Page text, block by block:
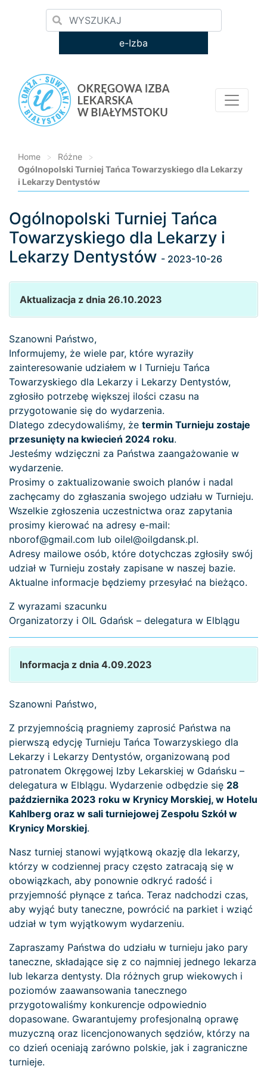
e-Izba
Home > Różne
>
Ogólnopolski Turniej Tańca Towarzyskiego dla Lekarzy
i Lekarzy Dentystów
Loading...
Ogólnopolski Turniej Tańca
Towarzyskiego dla Lekarzy i
Lekarzy Dentystów - 2023-10-26
Aktualizacja z dnia 26.10.2023
Szanowni Państwo,
Informujemy, że wiele par, które wyraziły
zainteresowanie udziałem w I Turnieju Tańca
Towarzyskiego dla Lekarzy i Lekarzy Dentystów,
zgłosiło potrzebę większej ilości czasu na
przygotowanie się do wydarzenia.
Dlatego zdecydowaliśmy, że termin Turnieju zostaje
przesunięty na kwiecień 2024 roku.
Jesteśmy wdzięczni za Państwa zaangażowanie w
wydarzenie.
Prosimy o zaktualizowanie swoich planów i nadal
zachęcamy do zgłaszania swojego udziału w Turnieju.
Wszelkie zgłoszenia uczestnictwa oraz zapytania
prosimy kierować na adresy e-mail:
nborof@gmail.com lub oilel@oilgdansk.pl.
Adresy mailowe osób, które dotychczas zgłosiły swój
udział w Turnieju zostały zapisane w naszej bazie.
Aktualne informacje będziemy przesyłać na bieżąco.
Z wyrazami szacunku
Organizatorzy i OIL Gdańsk – delegatura w Elblągu
Informacja z dnia 4.09.2023
Szanowni Państwo,
Z przyjemnością pragniemy zaprosić Państwa na
pierwszą edycję Turnieju Tańca Towarzyskiego dla
Lekarzy i Lekarzy Dentystów, organizowaną pod
patronatem Okręgowej Izby Lekarskiej w Gdańsku –
delegatura w Elblągu. Wydarzenie odbędzie się 28
października 2023 roku w Krynicy Morskiej, w Hotelu
Kahlberg oraz w sali turniejowej Zespołu Szkół w
Krynicy Morskiej.
Nasz turniej stanowi wyjątkową okazję dla lekarzy,
którzy w codziennej pracy często zatracają się w
obowiązkach, aby ponownie odkryć radość i
przyjemność płynące z tańca. Teraz nadchodzi czas,
aby wyjąć buty taneczne, powrócić na parkiet i wziąć
udział w tym wyjątkowym wydarzeniu.
Zapraszamy Państwa do udziału w turnieju jako pary
taneczne, składające się z co najmniej jednego lekarza
lub lekarza dentysty. Dla różnych grup wiekowych i
poziomów zaawansowania tanecznego
przygotowaliśmy konkurencje odpowiednio
dopasowane. Gwarantujemy profesjonalną oprawę
muzyczną oraz licencjonowanych sędziów, którzy na
co dzień oceniają zarówno polskie, jak i zagraniczne
turnieje.